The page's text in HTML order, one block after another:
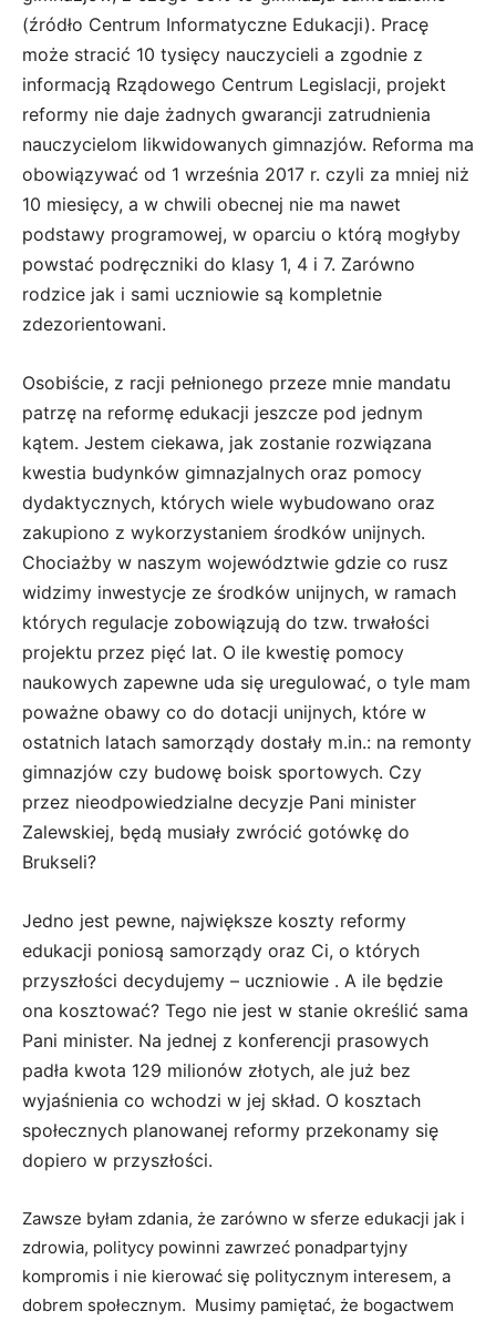
(źródło Centrum Informatyczne Edukacji). Pracę
może stracić 10 tysięcy nauczycieli a zgodnie z
informacją Rządowego Centrum Legislacji, projekt
reformy nie daje żadnych gwarancji zatrudnienia
nauczycielom likwidowanych gimnazjów. Reforma ma
obowiązywać od 1 września 2017 r. czyli za mniej niż
10 miesięcy, a w chwili obecnej nie ma nawet
podstawy programowej, w oparciu o którą mogłyby
powstać podręczniki do klasy 1, 4 i 7. Zarówno
rodzice jak i sami uczniowie są kompletnie
zdezorientowani.
Osobiście, z racji pełnionego przeze mnie mandatu
patrzę na reformę edukacji jeszcze pod jednym
kątem. Jestem ciekawa, jak zostanie rozwiązana
kwestia budynków gimnazjalnych oraz pomocy
dydaktycznych, których wiele wybudowano oraz
zakupiono z wykorzystaniem środków unijnych.
Chociażby w naszym województwie gdzie co rusz
widzimy inwestycje ze środków unijnych, w ramach
których regulacje zobowiązują do tzw. trwałości
projektu przez pięć lat. O ile kwestię pomocy
naukowych zapewne uda się uregulować, o tyle mam
poważne obawy co do dotacji unijnych, które w
ostatnich latach samorządy dostały m.in.: na remonty
gimnazjów czy budowę boisk sportowych. Czy
przez nieodpowiedzialne decyzje Pani minister
Zalewskiej, będą musiały zwrócić gotówkę do
Brukseli?
Jedno jest pewne, największe koszty reformy
edukacji poniosą samorządy oraz Ci, o których
przyszłości decydujemy – uczniowie . A ile będzie
ona kosztować? Tego nie jest w stanie określić sama
Pani minister. Na jednej z konferencji prasowych
padła kwota 129 milionów złotych, ale już bez
wyjaśnienia co wchodzi w jej skład. O kosztach
społecznych planowanej reformy przekonamy się
dopiero w przyszłości.
Zawsze byłam zdania, że zarówno w sferze edukacji jak i
zdrowia, politycy powinni zawrzeć ponadpartyjny
kompromis i nie kierować się politycznym interesem, a
dobrem społecznym. Musimy pamiętać, że bogactwem